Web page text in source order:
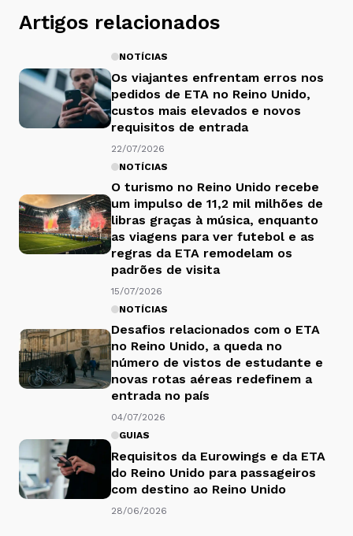
Artigos relacionados
NOTÍCIAS
Os viajantes enfrentam erros nos
pedidos de ETA no Reino Unido,
custos mais elevados e novos
requisitos de entrada
22/07/2026
NOTÍCIAS
O turismo no Reino Unido recebe
um impulso de 11,2 mil milhões de
libras graças à música, enquanto
as viagens para ver futebol e as
regras da ETA remodelam os
padrões de visita
15/07/2026
NOTÍCIAS
Desafios relacionados com o ETA
no Reino Unido, a queda no
número de vistos de estudante e
novas rotas aéreas redefinem a
entrada no país
04/07/2026
GUIAS
Requisitos da Eurowings e da ETA
do Reino Unido para passageiros
com destino ao Reino Unido
28/06/2026